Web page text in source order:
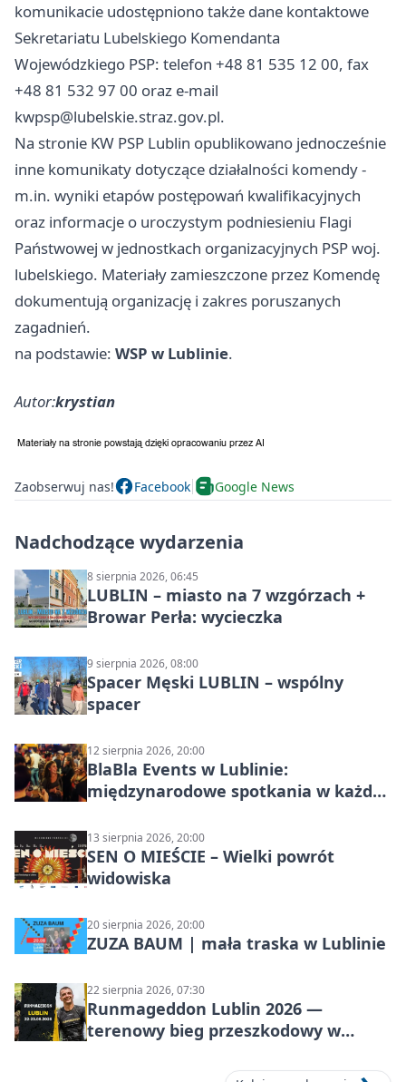
komunikacie udostępniono także dane kontaktowe
Sekretariatu Lubelskiego Komendanta
Wojewódzkiego PSP: telefon +48 81 535 12 00, fax
+48 81 532 97 00 oraz e-mail
kwpsp@lubelskie.straz.gov.pl.
Na stronie KW PSP Lublin opublikowano jednocześnie
inne komunikaty dotyczące działalności komendy -
m.in. wyniki etapów postępowań kwalifikacyjnych
oraz informacje o uroczystym podniesieniu Flagi
Państwowej w jednostkach organizacyjnych PSP woj.
lubelskiego. Materiały zamieszczone przez Komendę
dokumentują organizację i zakres poruszanych
zagadnień.
na podstawie: WSP w Lublinie.
Autor:krystian
Zaobserwuj nas! Facebook Google News
Nadchodzące wydarzenia
8 sierpnia 2026, 06:45
LUBLIN – miasto na 7 wzgórzach +
Browar Perła: wycieczka
9 sierpnia 2026, 08:00
Spacer Męski LUBLIN – wspólny
spacer
12 sierpnia 2026, 20:00
BlaBla Events w Lublinie:
międzynarodowe spotkania w każdą
13 sierpnia 2026, 20:00
SEN O MIEŚCIE – Wielki powrót
widowiska
20 sierpnia 2026, 20:00
ZUZA BAUM | mała traska w Lublinie
22 sierpnia 2026, 07:30
Runmageddon Lublin 2026 —
terenowy bieg przeszkodowy w